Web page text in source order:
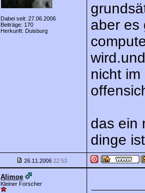
Dabei seit: 27.06.2006
Beiträge: 170
Herkunft: Duisburg
aber es
nicht
das ein
dinge
26.11.200622:53
Alimoe
Kleiner Forscher